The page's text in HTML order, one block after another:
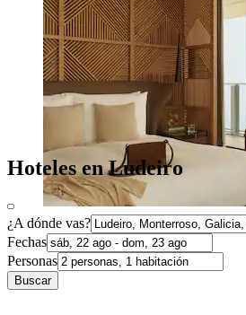
Hoteles en Ludeiro
¿A dónde vas?
Fechas
Personas
Buscar